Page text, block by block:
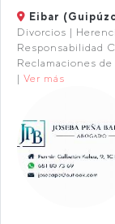
Eibar
Divorcios |
Responsabilidad
Reclamaciones
| Ver más